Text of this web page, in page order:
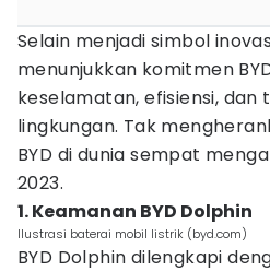
Selain menjadi simbol
menunjukkan komitmen
keselamatan, efisiensi, dan
lingkungan. Tak
BYD di dunia sempat
2023.
1. Keamanan BYD Dolphin
Ilustrasi baterai mobil listrik (byd.com)
BYD Dolphin dilengkapi